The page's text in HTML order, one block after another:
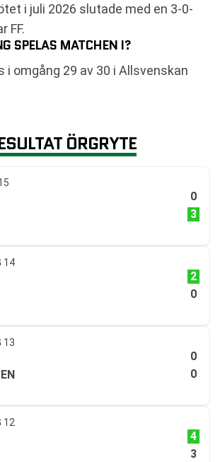
i juli 2026 slutade med en 3-0-
FF.
SPELAS MATCHEN I?
i omgång 29 av 30 i Allsvenskan
ÖRGRYTE
0
3
14
2
0
13
0
0
12
4
3